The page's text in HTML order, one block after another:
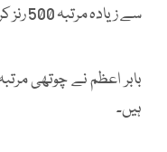
سے زیادہ مرتبہ 500 رنز کرنے والے پلیئر بن گئے۔
ہیں۔